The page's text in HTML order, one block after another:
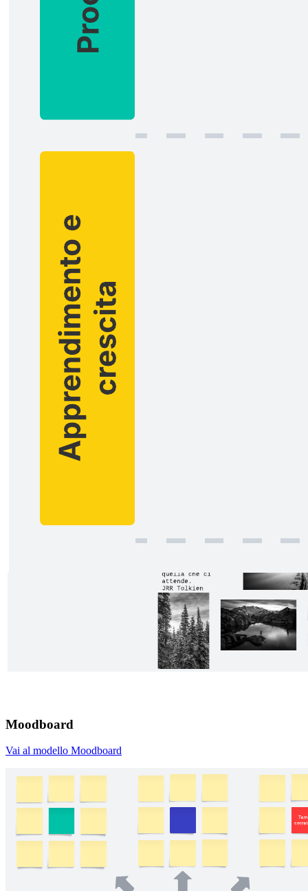
Pianificazione OKR in Lucid
Vai al modello Pianificazione OKR in Lucid
Moodboard
Vai al modello Moodboard